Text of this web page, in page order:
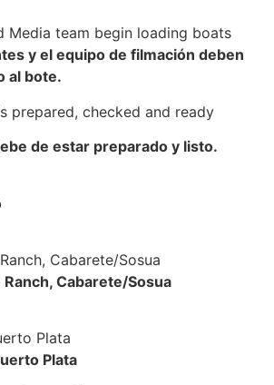
Media team begin loading boats
y el equipo de filmación deben
al bote.
prepared, checked and ready
de estar preparado y listo.
Cabarete/Sosua
Cabarete/Sosua
Plata
Plata